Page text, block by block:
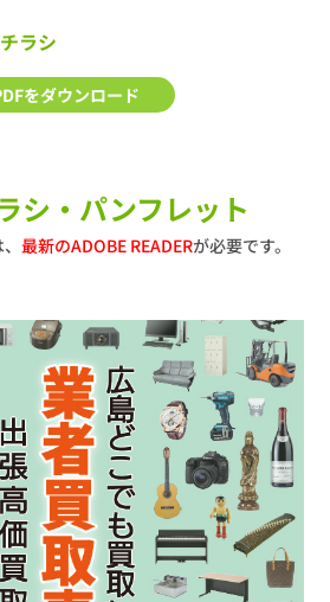
ラシ
をダウンロード
シ・パンフレット
最新のADOBE READERが必要です。